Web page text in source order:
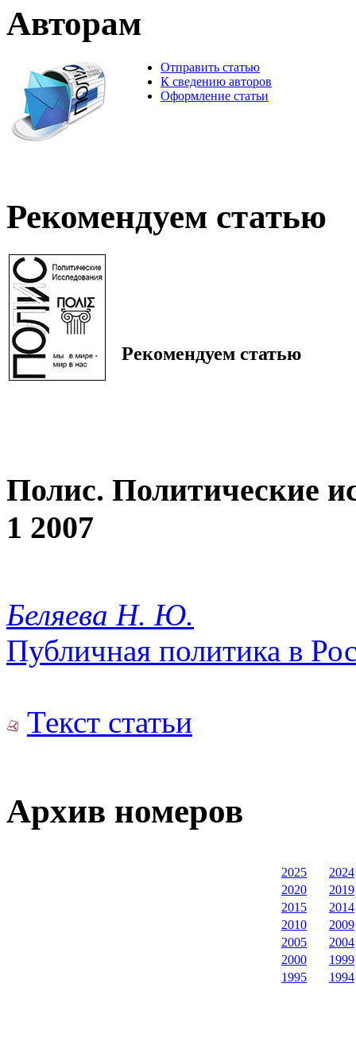
Авторам
Отправить статью
К сведению авторов
Оформление статьи
Рекомендуем статью
Рекомендуем статью
Полис. Политические
1 2007
Беляева Н. Ю.
Публичная политика в
Текст статьи
Архив номеров
2025
2024
2020
2019
2015
2014
2010
2009
2005
2004
2000
1999
1995
1994